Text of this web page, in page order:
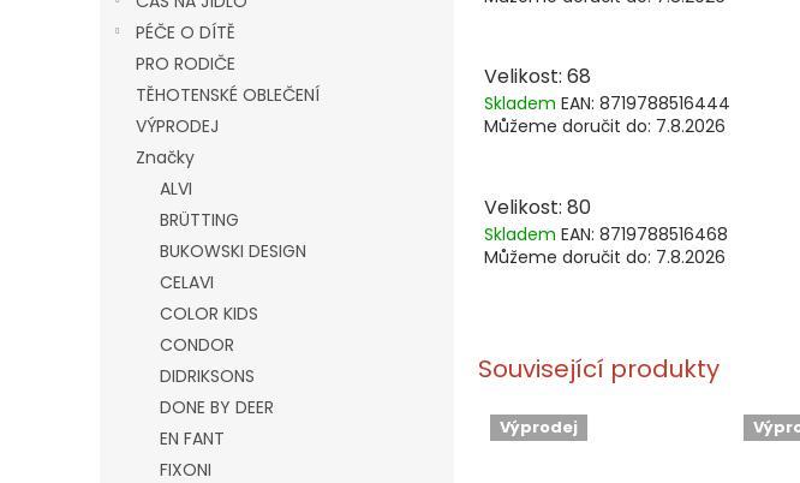
PÉČE O DÍTĚ
PRO RODIČE
TĚHOTENSKÉ OBLEČENÍ
VÝPRODEJ
Značky
ALVI
BRÜTTING
BUKOWSKI DESIGN
CELAVI
COLOR KIDS
CONDOR
DIDRIKSONS
DONE BY DEER
EN FANT
FIXONI
Velikost: 68
Skladem EAN: 8719788516444
Můžeme doručit do: 7.8.2026
Velikost: 80
Skladem EAN: 8719788516468
Můžeme doručit do: 7.8.2026
Související produkty
Výprodej